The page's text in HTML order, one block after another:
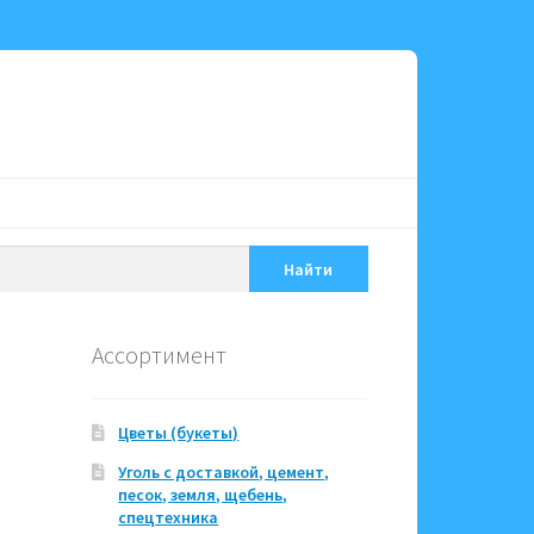
Найти
Ассортимент
Цветы (букеты)
Уголь с доставкой, цемент,
песок, земля, щебень,
спецтехника